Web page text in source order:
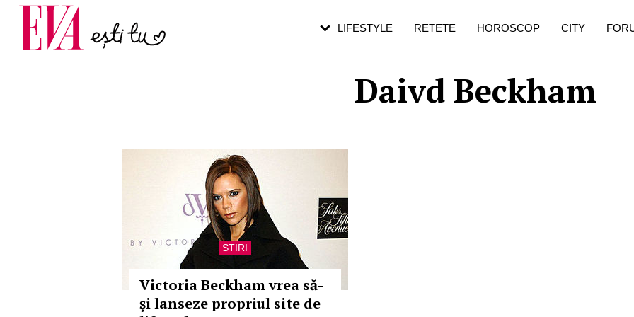
Daivd Beckham
STIRI
Victoria Beckham vrea să-
şi lanseze propriul site de
LIFESTYLE RETETE HOROSCOP CITY
Carieră
Actualitate
pe măsură ce înaintezi în vârstă